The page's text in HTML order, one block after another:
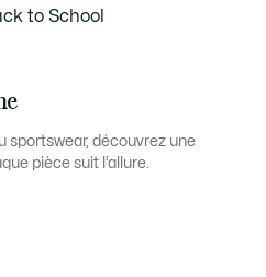
next
to School
sportswear, découvrez une
pièce suit l’allure.